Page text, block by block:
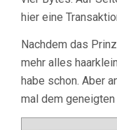
hier eine
Nachdem das
mehr alles
habe schon. Aber
mal dem geneigten